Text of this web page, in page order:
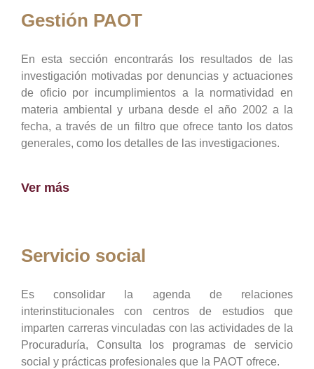
Gestión PAOT
En esta sección encontrarás los resultados de las
investigación motivadas por denuncias y actuaciones
de oficio por incumplimientos a la normatividad en
materia ambiental y urbana desde el año 2002 a la
fecha, a través de un filtro que ofrece tanto los datos
generales, como los detalles de las investigaciones.
Ver más
Servicio social
Es consolidar la agenda de relaciones
interinstitucionales con centros de estudios que
imparten carreras vinculadas con las actividades de la
Procuraduría, Consulta los programas de servicio
social y prácticas profesionales que la PAOT ofrece.